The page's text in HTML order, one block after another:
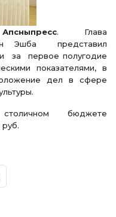
. Глава
Эшба представил
за первое полугодие
показателями, в
дел в сфере
бюджете